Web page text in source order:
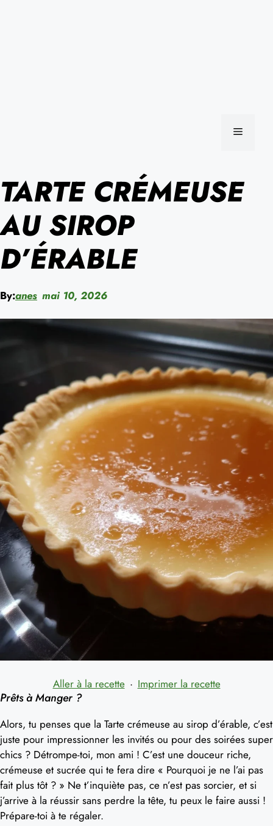
MENU
TARTE CRÉMEUSE
AU SIROP
D’ÉRABLE
By:anes mai 10, 2026
Aller à la recette · Imprimer la recette
Prêts à Manger ?
Alors, tu penses que la Tarte crémeuse au sirop d’érable, c’est
juste pour impressionner les invités ou pour des soirées super
chics ? Détrompe-toi, mon ami ! C’est une douceur riche,
crémeuse et sucrée qui te fera dire « Pourquoi je ne l’ai pas
fait plus tôt ? » Ne t’inquiète pas, ce n’est pas sorcier, et si
j’arrive à la réussir sans perdre la tête, tu peux le faire aussi !
Prépare-toi à te régaler.